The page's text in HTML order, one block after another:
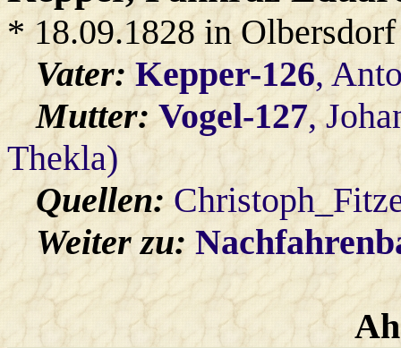
* 18.09.1828 in Olbersdorf
Vater:Kepper-126,
Mutter:Vogel-127,
Thekla)
Quellen:
Weiter zu: